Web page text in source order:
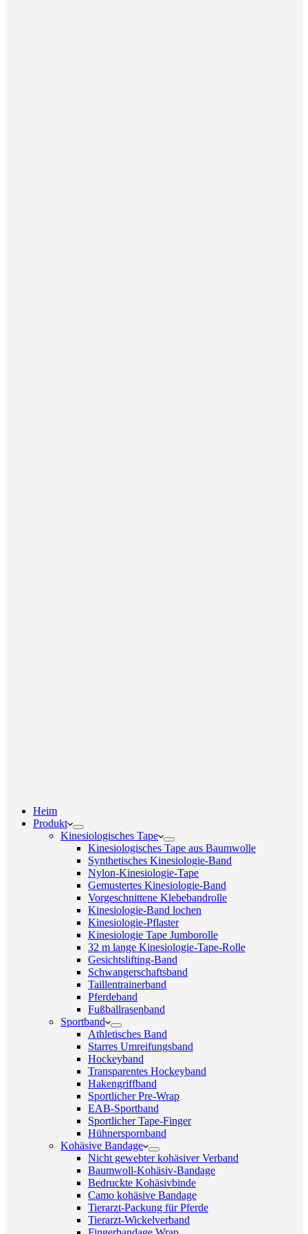
Heim
Produkt
Kinesiologisches Tape
Kinesiologisches Tape aus Baumwolle
Synthetisches Kinesiologie-Band
Nylon-Kinesiologie-Tape
Gemustertes Kinesiologie-Band
Vorgeschnittene Klebebandrolle
Kinesiologie-Band lochen
Kinesiologie-Pflaster
Kinesiologie Tape Jumborolle
32 m lange Kinesiologie-Tape-Rolle
Gesichtslifting-Band
Schwangerschaftsband
Taillentrainerband
Pferdeband
Fußballrasenband
Sportband
Athletisches Band
Starres Umreifungsband
Hockeyband
Transparentes Hockeyband
Hakengriffband
Sportlicher Pre-Wrap
EAB-Sportband
Sportlicher Tape-Finger
Hühnerspornband
Kohäsive Bandage
Nicht gewebter kohäsiver Verband
Baumwoll-Kohäsiv-Bandage
Bedruckte Kohäsivbinde
Camo kohäsive Bandage
Tierarzt-Packung für Pferde
Tierarzt-Wickelverband